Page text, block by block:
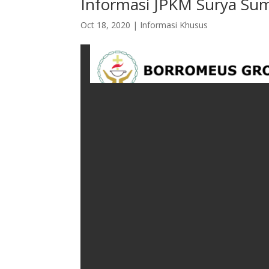
Informasi JPKM Surya
Oct 18, 2020 | Informasi Khusus